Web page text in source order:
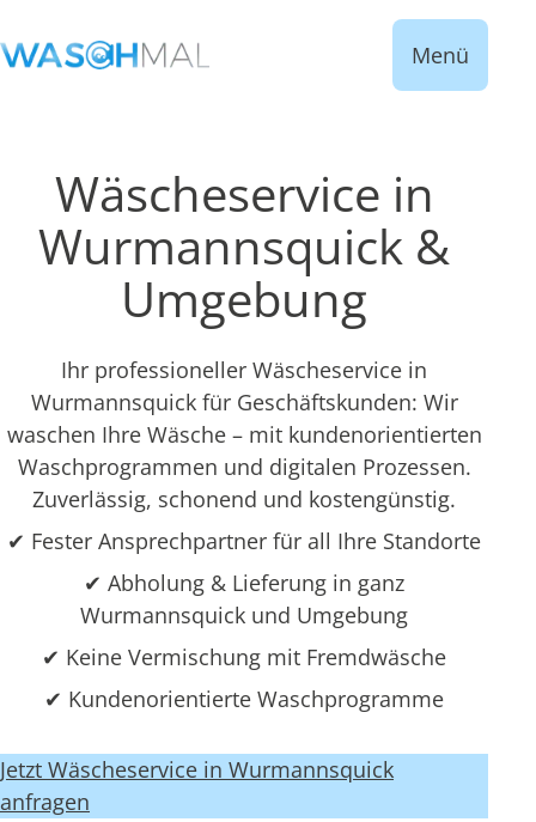
Menü
Wäscheservice in
Wurmannsquick &
Umgebung
Ihr professioneller Wäscheservice in
Wurmannsquick für Geschäftskunden: Wir
waschen Ihre Wäsche – mit kundenorientierten
Waschprogrammen und digitalen Prozessen.
Zuverlässig, schonend und kostengünstig.
✔ Fester Ansprechpartner für all Ihre Standorte
✔ Abholung & Lieferung in ganz
Wurmannsquick und Umgebung
✔ Keine Vermischung mit Fremdwäsche
✔ Kundenorientierte Waschprogramme
Jetzt Wäscheservice in Wurmannsquick
anfragen